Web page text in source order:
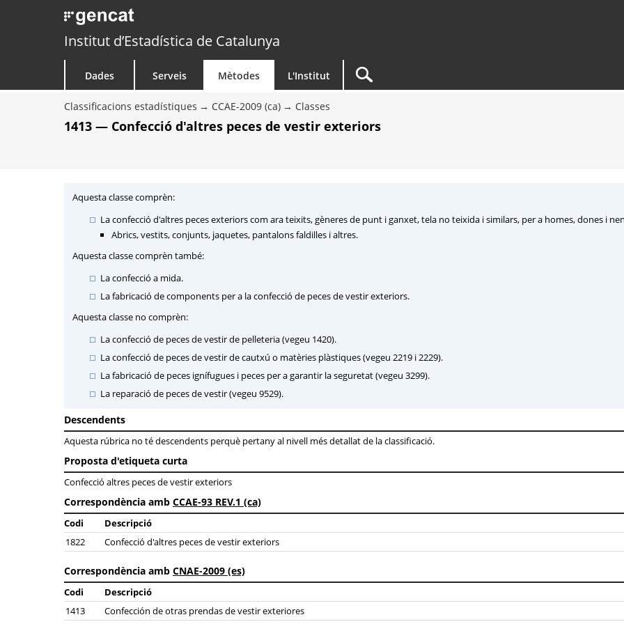
Institut d’Estadística de Catalunya
Dades Serveis Mètodes L'Institut
Classificacions estadístiques CCAE-2009 (ca) Classes
1413 — Confecció d'altres peces de vestir exteriors
Aquesta classe comprèn:
La confecció d'altres peces exteriors com ara teixits, gèneres de punt i ganxet, tela no teixida i similars, per a homes, dones i
Abrics, vestits, conjunts, jaquetes, pantalons faldilles i altres.
Aquesta classe comprèn també:
La confecció a mida.
La fabricació de components per a la confecció de peces de vestir exteriors.
Aquesta classe no comprèn:
La confecció de peces de vestir de pelleteria (vegeu 1420).
La confecció de peces de vestir de cautxú o matèries plàstiques (vegeu 2219 i 2229).
La fabricació de peces ignífugues i peces per a garantir la seguretat (vegeu 3299).
La reparació de peces de vestir (vegeu 9529).
Descendents
Aquesta rúbrica no té descendents perquè pertany al nivell més detallat de la classificació.
Proposta d'etiqueta curta
Confecció altres peces de vestir exteriors
Correspondència amb CCAE-93 REV.1 (ca)
Codi
Descripció
1822
Confecció d'altres peces de vestir exteriors
Correspondència amb CNAE-2009 (es)
Codi
Descripció
1413
Confección de otras prendas de vestir exteriores